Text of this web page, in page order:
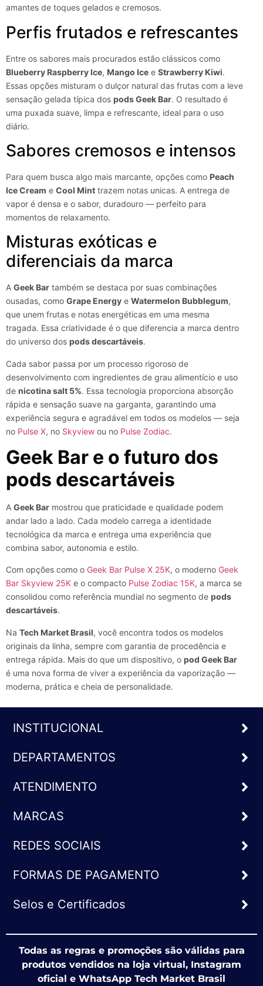
amantes de toques gelados e cremosos.
Perfis frutados e refrescantes
Entre os sabores mais procurados estão clássicos como
Blueberry Raspberry Ice, Mango Ice e Strawberry Kiwi.
Essas opções misturam o dulçor natural das frutas com a leve
sensação gelada típica dos pods Geek Bar. O resultado é
uma puxada suave, limpa e refrescante, ideal para o uso
diário.
Sabores cremosos e intensos
Para quem busca algo mais marcante, opções como Peach
Ice Cream e Cool Mint trazem notas unicas. A entrega de
vapor é densa e o sabor, duradouro — perfeito para
momentos de relaxamento.
Misturas exóticas e
diferenciais da marca
A Geek Bar também se destaca por suas combinações
ousadas, como Grape Energy e Watermelon Bubblegum,
que unem frutas e notas energéticas em uma mesma
tragada. Essa criatividade é o que diferencia a marca dentro
do universo dos pods descartáveis.
Cada sabor passa por um processo rigoroso de
desenvolvimento com ingredientes de grau alimentício e uso
de nicotina salt 5%. Essa tecnologia proporciona absorção
rápida e sensação suave na garganta, garantindo uma
experiência segura e agradável em todos os modelos — seja
no Pulse X, no Skyview ou no Pulse Zodiac.
Geek Bar e o futuro dos
pods descartáveis
A Geek Bar mostrou que praticidade e qualidade podem
andar lado a lado. Cada modelo carrega a identidade
tecnológica da marca e entrega uma experiência que
combina sabor, autonomia e estilo.
Com opções como o Geek Bar Pulse X 25K, o moderno Geek
Bar Skyview 25K e o compacto Pulse Zodiac 15K, a marca se
consolidou como referência mundial no segmento de pods
descartáveis.
Na Tech Market Brasil, você encontra todos os modelos
originais da linha, sempre com garantia de procedência e
entrega rápida. Mais do que um dispositivo, o pod Geek Bar
é uma nova forma de viver a experiência da vaporização —
moderna, prática e cheia de personalidade.
INSTITUCIONAL
DEPARTAMENTOS
ATENDIMENTO
MARCAS
REDES SOCIAIS
FORMAS DE PAGAMENTO
Selos e Certificados
Todas as regras e promoções são válidas para
produtos vendidos na loja virtual, Instagram
oficial e WhatsApp Tech Market Brasil